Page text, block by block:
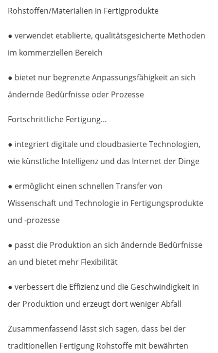
Rohstoffen/Materialien in Fertigprodukte
● verwendet etablierte, qualitätsgesicherte Methoden
im kommerziellen Bereich
● bietet nur begrenzte Anpassungsfähigkeit an sich
ändernde Bedürfnisse oder Prozesse
Fortschrittliche Fertigung…
● integriert digitale und cloudbasierte Technologien,
wie künstliche Intelligenz und das Internet der Dinge
● ermöglicht einen schnellen Transfer von
Wissenschaft und Technologie in Fertigungsprodukte
und -prozesse
● passt die Produktion an sich ändernde Bedürfnisse
an und bietet mehr Flexibilität
● verbessert die Effizienz und die Geschwindigkeit in
der Produktion und erzeugt dort weniger Abfall
Zusammenfassend lässt sich sagen, dass bei der
traditionellen Fertigung Rohstoffe mit bewährten